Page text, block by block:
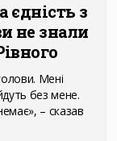
єдність з
не знали
Мені
без мене.
– сказав